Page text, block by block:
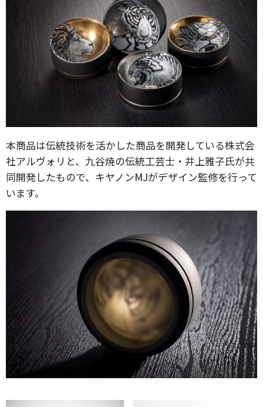
本商品は伝統技術を活かした商品を開発している株式会
社アルヴォリと、九谷焼の伝統工芸士・井上雅子氏が共
同開発したもので、キヤノンMJがデザイン監修を行って
います。